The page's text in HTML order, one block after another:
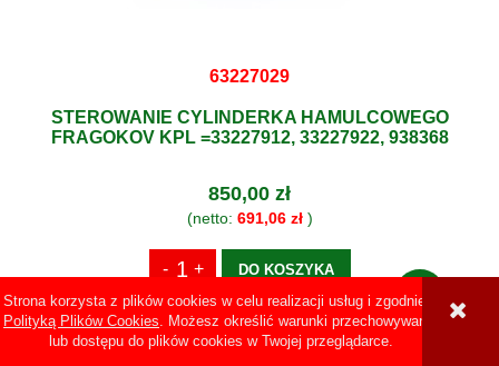
Strona korzysta z plików cookies w celu realizacji usług i zgodnie z
Polityką Plików Cookies. Możesz określić warunki przechowywania
lub dostępu do plików cookies w Twojej przeglądarce.
63227029
STEROWANIE CYLINDERKA HAMULCOWEGO
FRAGOKOV KPL =33227912, 33227922, 938368
850,00 zł
(netto: 691,06 zł)
DO KOSZYKA